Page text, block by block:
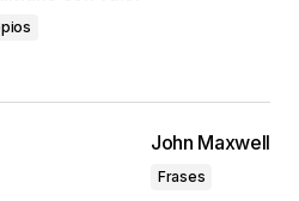
John Maxwell
Frases